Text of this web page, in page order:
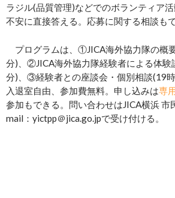
ラジル(品質管理)などでのボランティア
不安に直接答える。応募に関する相談もで
プログラムは、①JICA海外協力隊の概
分)、②JICA海外協力隊経験者による体
分)、③経験者との座談会・個別相談(19
入退室自由、参加費無料。申し込みは専
参加もできる。問い合わせはJICA横浜 市
mail：yictpp＠jica.go.jpで受け付ける。